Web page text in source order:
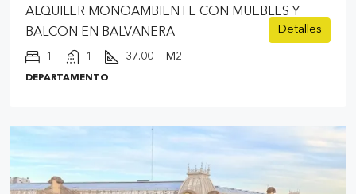
ALQUILER MONOAMBIENTE CON MUEBLES Y
BALCON EN BALVANERA
1 1 37.00 M2
DEPARTAMENTO
Detalles